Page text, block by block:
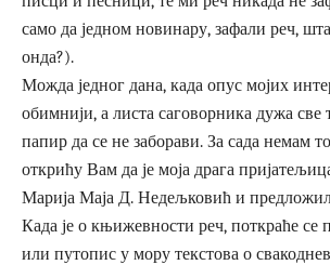
само да једном новинару, зафали реч,
онда?).
Можда једног дана, када опус мојих
обимнији, а листа саговорника дужа све
папир да се не заборави. За сада немам
открићу Вам да је моја драга
Марија Маја Д. Недељковић и
Када је о књижевности реч, поткраће се
или путопис у мору текстова о